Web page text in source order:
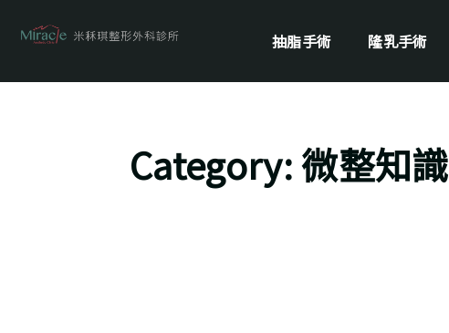
抽脂手術 隆乳手術
Category: 微整知識